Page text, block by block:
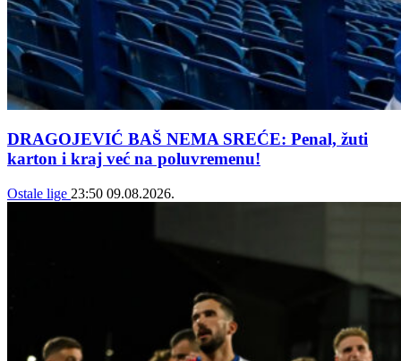
DRAGOJEVIĆ BAŠ NEMA SREĆE: Penal, žuti
karton i kraj već na poluvremenu!
Ostale lige 23:50 09.08.2026.